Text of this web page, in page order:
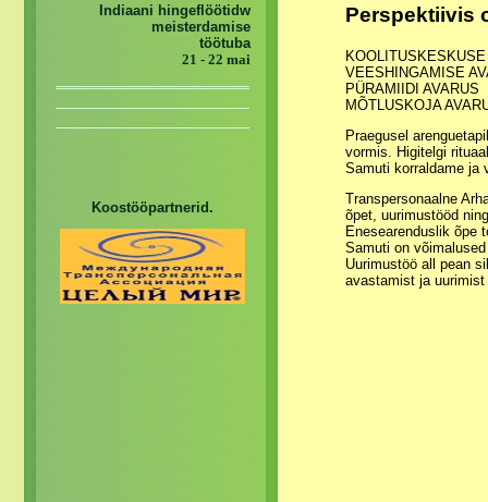
Perspektiivis
VEESHINGAMISE
PÜRAMIIDI AVARUS
MÕTLUSKOJA
Praegusel
vormis. Higitelgi
Samuti korraldame ja
Transpersonaalne
õpet, uurimustööd
Enesearenduslik õpe
Samuti on
Uurimustöö all pean
avastamist ja
Indiaani hingeflöötidw
meisterdamise
töötuba
21 - 22 mai
Koostööpartnerid.